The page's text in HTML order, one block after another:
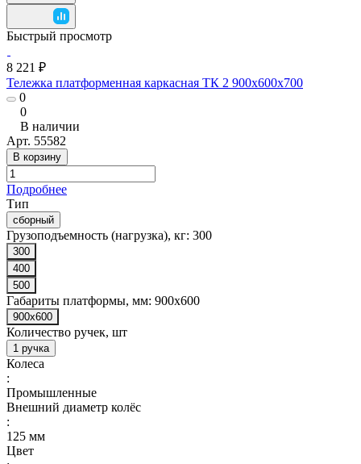
Быстрый просмотр
8 221 ₽
Тележка платформенная каркасная ТК 2 900x600x700
0
0
В наличии
Арт. 55582
В корзину
Подробнее
Тип
сборный
Грузоподъемность (нагрузка), кг: 300
300
400
500
Габариты платформы, мм: 900x600
900x600
Количество ручек, шт
1 ручка
Колеса
:
Промышленные
Внешний диаметр колёс
:
125 мм
Цвет